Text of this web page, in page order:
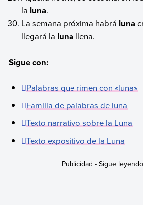
la luna.
La semana próxima habrá luna
llegará la luna llena.
Sigue con:
Palabras que rimen con «luna»
Familia de palabras de luna
Texto narrativo sobre la Luna
Texto expositivo de la Luna